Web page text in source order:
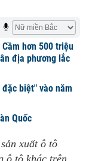
hơn 500 triệu
địa phương lắc
biệt" vào năm
Quốc
xuất ô tô
ô tô khác trên